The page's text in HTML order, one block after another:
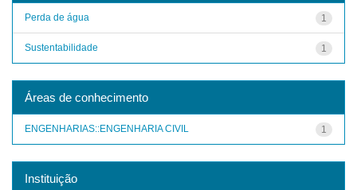
1
Perda de água
1
Sustentabilidade
Áreas de conhecimento
1
ENGENHARIAS::ENGENHARIA CIVIL
Instituição